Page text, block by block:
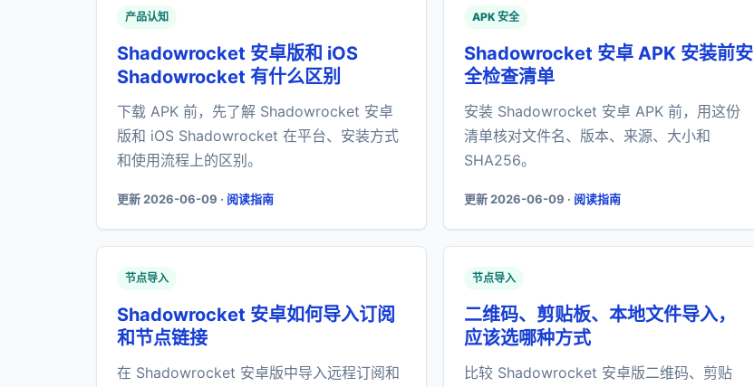
产品认知
Shadowrocket 安卓版和 iOS
Shadowrocket 有什么区别
下载 APK 前，先了解 Shadowrocket 安卓
版和 iOS Shadowrocket 在平台、安装方式
和使用流程上的区别。
更新 2026-06-09 · 阅读指南
APK 安全
Shadowrocket 安卓 APK 安装前安
全检查清单
安装 Shadowrocket 安卓 APK 前，用这份
清单核对文件名、版本、来源、大小和
SHA256。
更新 2026-06-09 · 阅读指南
节点导入
Shadowrocket 安卓如何导入订阅
和节点链接
在 Shadowrocket 安卓版中导入远程订阅和
节点导入
二维码、剪贴板、本地文件导入，
应该选哪种方式
比较 Shadowrocket 安卓版二维码、剪贴